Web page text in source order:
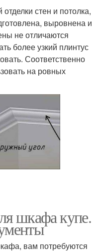
стен и потолка,
выровнена и
не отличаются
более узкий плинтус
Соответственно
на ровных
шкафа купе.
вам потребуются